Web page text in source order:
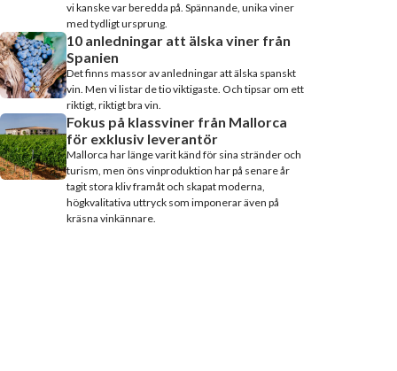
vi kanske var beredda på. Spännande, unika viner
med tydligt ursprung.
10 anledningar att älska viner från
Spanien
Det finns massor av anledningar att älska spanskt
vin. Men vi listar de tio viktigaste. Och tipsar om ett
riktigt, riktigt bra vin.
Fokus på klassviner från Mallorca
för exklusiv leverantör
Mallorca har länge varit känd för sina stränder och
turism, men öns vinproduktion har på senare år
tagit stora kliv framåt och skapat moderna,
högkvalitativa uttryck som imponerar även på
kräsna vinkännare.